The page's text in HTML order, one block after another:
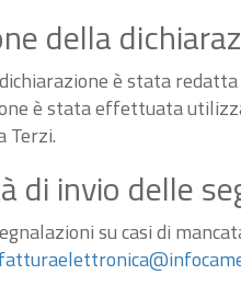
della
è stata
è stata effettuata
Terzi.
di invio delle
su casi di